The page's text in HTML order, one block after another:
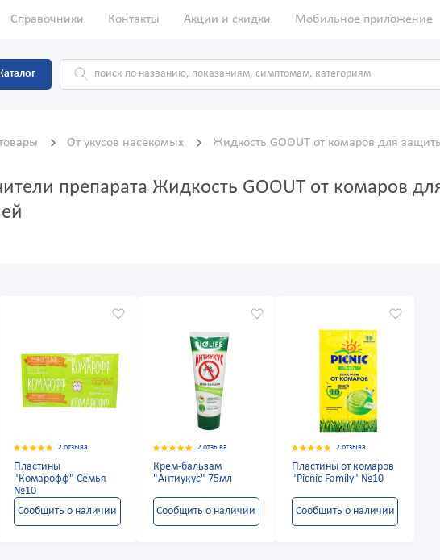
Справочники Контакты Акции и скидки Мобильное приложение
От укусов насекомых Жидкость GOOUT от комаров для
препарата Жидкость GOOUT от комаров
2 отзыва
Пластины
"Комарофф" Семья
№10
Сообщить о наличии
2 отзыва
Крем-бальзам
"Антиукус" 75мл
Сообщить о наличии
2 отзыва
Пластины от комаров
"Picnic Family" №10
Сообщить о наличии